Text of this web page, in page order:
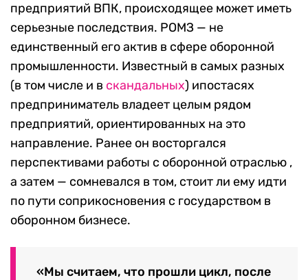
предприятий ВПК, происходящее может иметь
серьезные последствия. РОМЗ — не
единственный его актив в сфере оборонной
промышленности. Известный в самых разных
(в том числе и в скандальных) ипостасях
предприниматель владеет целым рядом
предприятий, ориентированных на это
направление. Ранее он восторгался
перспективами работы с оборонной отраслью ,
а затем — сомневался в том, стоит ли ему идти
по пути соприкосновения с государством в
оборонном бизнесе.
«Мы считаем, что прошли цикл, после